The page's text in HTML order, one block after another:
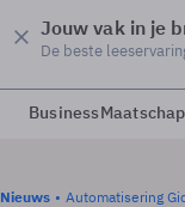
Jouw vak in je
De beste
Business
Nieuws
Automatisering